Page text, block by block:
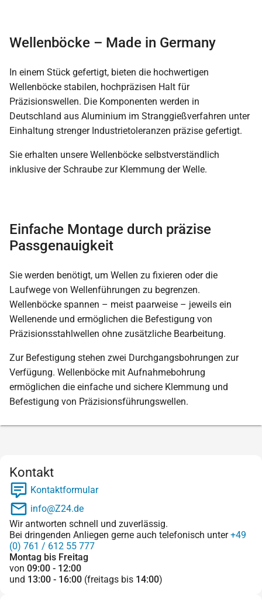
Wellenböcke – Made in Germany
In einem Stück gefertigt, bieten die hochwertigen
Wellenböcke stabilen, hochpräzisen Halt für
Präzisionswellen. Die Komponenten werden in
Deutschland aus Aluminium im Stranggießverfahren unter
Einhaltung strenger Industrietoleranzen präzise gefertigt.
Sie erhalten unsere Wellenböcke selbstverständlich
inklusive der Schraube zur Klemmung der Welle.
Einfache Montage durch präzise
Passgenauigkeit
Sie werden benötigt, um Wellen zu fixieren oder die
Laufwege von Wellenführungen zu begrenzen.
Wellenböcke spannen – meist paarweise – jeweils ein
Wellenende und ermöglichen die Befestigung von
Präzisionsstahlwellen ohne zusätzliche Bearbeitung.
Zur Befestigung stehen zwei Durchgangsbohrungen zur
Verfügung. Wellenböcke mit Aufnahmebohrung
ermöglichen die einfache und sichere Klemmung und
Befestigung von Präzisionsführungswellen.
Kontakt
Kontaktformular
info@Z24.de
Wir antworten schnell und zuverlässig.
Bei dringenden Anliegen gerne auch telefonisch unter+49
(0) 761 / 612 55 777
Montag bis Freitag
von 09:00 - 12:00
und 13:00 - 16:00 (freitags bis 14:00)